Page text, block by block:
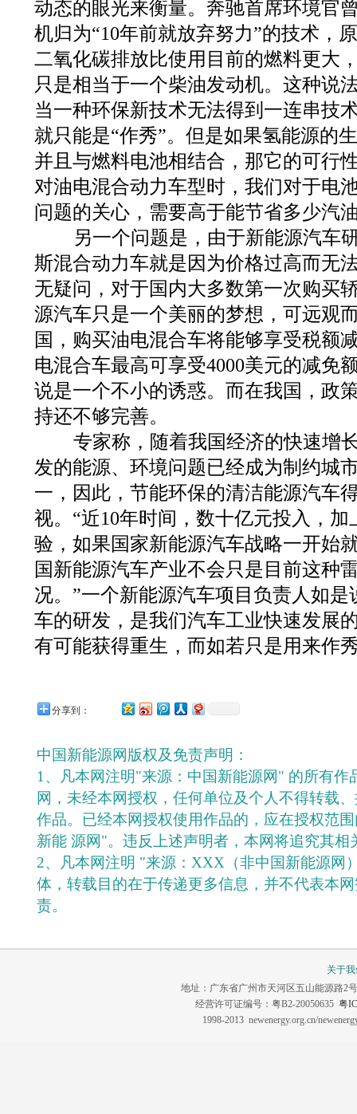
动态的眼光来衡量。奔驰首席环境官
机归为“10年前就放弃努力”的技术，
二氧化碳排放比使用目前的燃料更大
只是相当于一个柴油发动机。这种说
当一种环保新技术无法得到一连串技
就只能是“作秀”。但是如果氢能源的
并且与燃料电池相结合，那它的可行
对油电混合动力车型时，我们对于电
问题的关心，需要高于能节省多少汽
另一个问题是，由于新能源汽车
斯混合动力车就是因为价格过高而无
无疑问，对于国内大多数第一次购买
源汽车只是一个美丽的梦想，可远观
国，购买油电混合车将能够享受税额
电混合车最高可享受4000美元的减免
说是一个不小的诱惑。而在我国，政
持还不够完善。
专家称，随着我国经济的快速增
发的能源、环境问题已经成为制约城
一，因此，节能环保的清洁能源汽车
视。“近10年时间，数十亿元投入，
验，如果国家新能源汽车战略一开始
国新能源汽车产业不会只是目前这种
况。”一个新能源汽车项目负责人如
车的研发，是我们汽车工业快速发展
有可能获得重生，而如若只是用来作
分享到：
中国新能源网版权及免责声明：
1、凡本网注明"来源：中国新能源网" 的所有作
网，未经本网授权，任何单位及个人不得转载
作品。已经本网授权使用作品的，应在授权范
新能 源网"。违反上述声明者，本网将追究其相
2、凡本网注明 "来源：XXX（非中国新能源网
体，转载目的在于传递更多信息，并不代表本
责。
关于
地址：广东省广州市天河区五山能源路2
经营许可证编号：粤B2-20050635 粤
1998-2013 newenergy.org.cn/